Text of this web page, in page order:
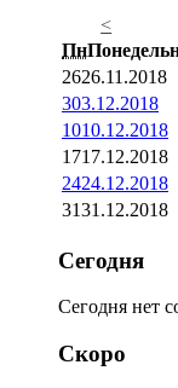
<
Пн
2626.11.2018
303.12.2018
1010.12.2018
1717.12.2018
2424.12.2018
3131.12.2018
Сегодня
Сегодня нет
Скоро